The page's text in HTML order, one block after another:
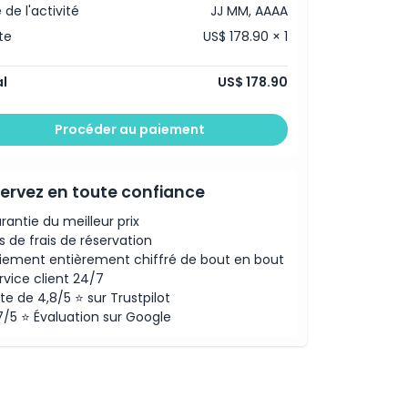
de l'activité
JJ MM, AAAA
US$ 178.90 × 1
US$ 178.90
Procéder au paiement
en toute confiance
du meilleur prix
de frais de réservation
entièrement chiffré de bout en bout
client 24/7
de 4,8/5 ⭐ sur Trustpilot
5 ⭐ Évaluation sur Google